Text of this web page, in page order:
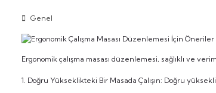
Genel
Ergonomik çalışma masası düzenlemesi, sağlıklı ve
1. Doğru Yükseklikteki Bir Masada Çalışın: Doğru